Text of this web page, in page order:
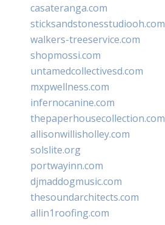
casateranga.com
sticksandstonesstudiooh.com
walkers-treeservice.com
shopmossi.com
untamedcollectivesd.com
mxpwellness.com
infernocanine.com
thepaperhousecollection.com
allisonwillisholley.com
solslite.org
portwayinn.com
djmaddogmusic.com
thesoundarchitects.com
allin1roofing.com